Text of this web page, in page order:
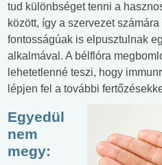
tud különbséget tenni a
között, így a szervezet
fontosságúak is elpusztulnak
alkalmával. A bélflóra
lehetetlenné teszi, hogy
lépjen fel a további
Egyedül
nem
megy: